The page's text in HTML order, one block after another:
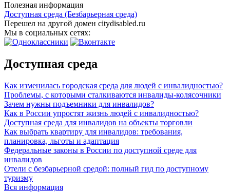
Полезная информация
Доступная среда (Безбарьерная среда)
Перешел на другой домен citydisabled.ru
Мы в социальных сетях:
Доступная среда
Как изменилась городская среда для людей с инвалидностью?
Проблемы, с которыми сталкиваются инвалиды-колясочники
Зачем нужны подъемники для инвалидов?
Как в России упростят жизнь людей с инвалидностью?
Доступная среда для инвалидов на объекты торговли
Как выбрать квартиру для инвалидов: требования,
планировка, льготы и адаптация
Федеральные законы в России по доступной среде для
инвалидов
Отели с безбарьерной средой: полный гид по доступному
туризму
Вся информация